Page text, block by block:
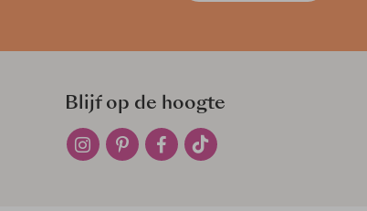
Blijf op de hoogte